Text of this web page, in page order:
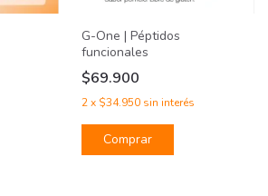
G-One | Péptidos
funcionales
$69.900
2 x $34.950 sin interés
Comprar